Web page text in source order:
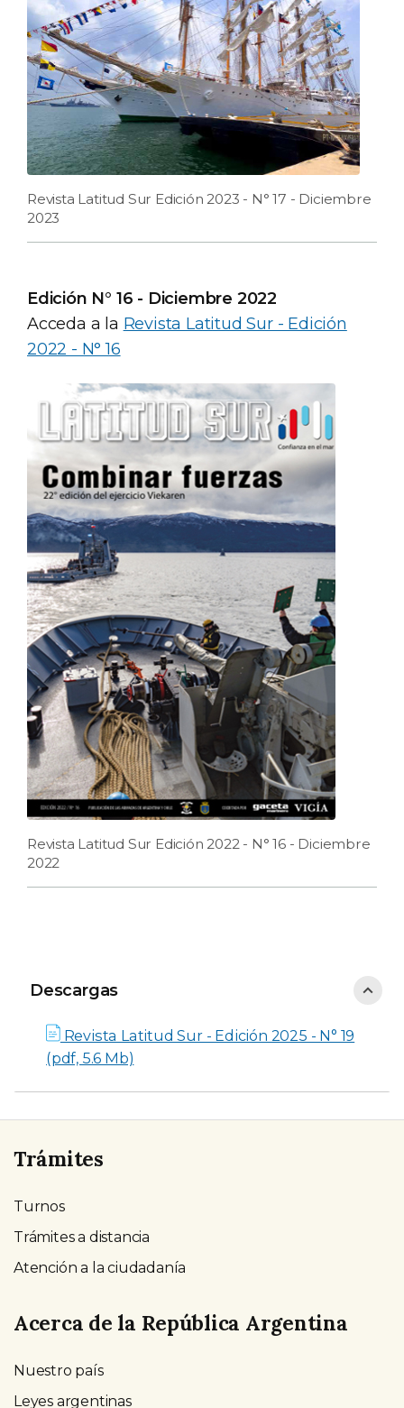
Revista Latitud Sur Edición 2023 - N° 17 - Diciembre
2023
Edición N° 16 - Diciembre 2022
Acceda a la Revista Latitud Sur - Edición
2022 - N° 16
Revista Latitud Sur Edición 2022 - N° 16 - Diciembre
2022
Descargas
Descargas
Revista Latitud Sur - Edición 2025 - N° 19
(pdf, 5.6 Mb)
Trámites
Turnos
Trámites a distancia
Atención a la ciudadanía
Acerca de la República Argentina
Nuestro país
Leyes argentinas